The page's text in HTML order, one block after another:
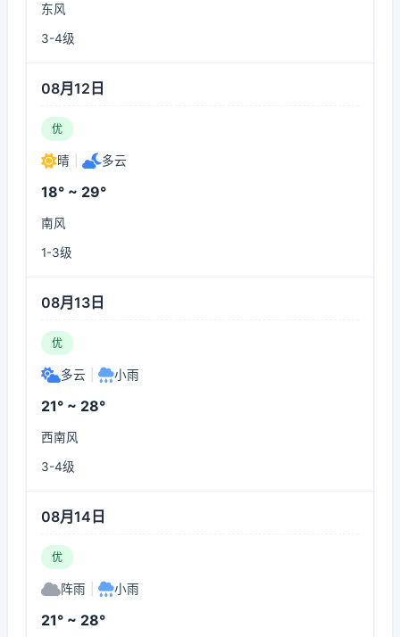
东风
3-4级
08月12日
优
晴 多云
18° ~ 29°
南风
1-3级
08月13日
优
多云 小雨
21° ~ 28°
西南风
3-4级
08月14日
优
阵雨 小雨
21° ~ 28°